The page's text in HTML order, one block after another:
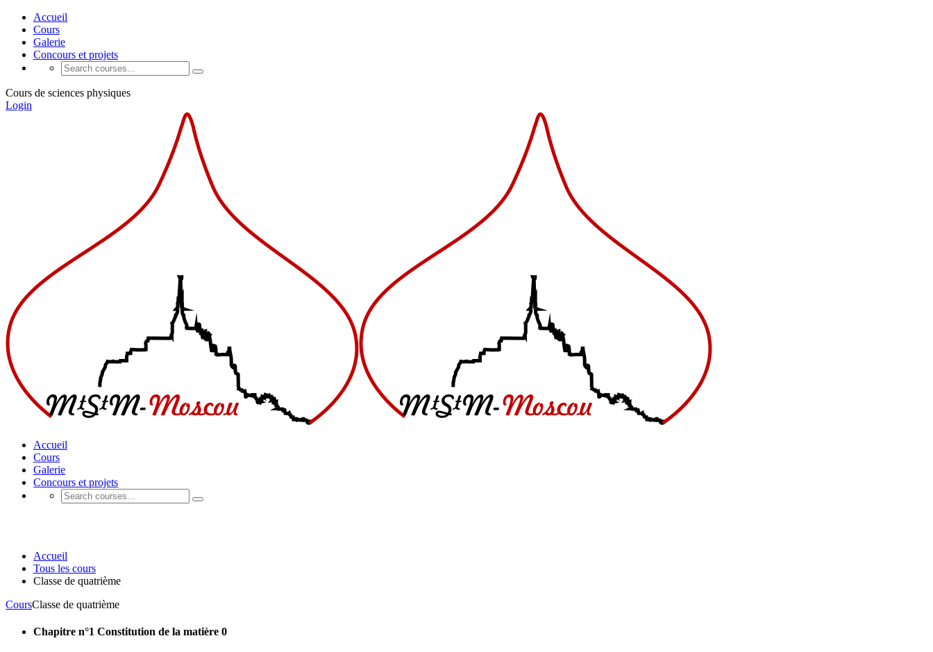
Accueil
Cours
Galerie
Concours et projets
Cours de sciences physiques
Login
Accueil
Cours
Galerie
Concours et projets
Accueil
Tous les cours
Classe de quatrième
CoursClasse de quatrième
Chapitre n°1 Constitution de la matière 0